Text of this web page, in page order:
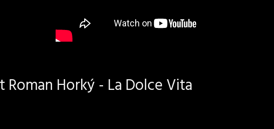
Roman Horký - La Dolce Vita